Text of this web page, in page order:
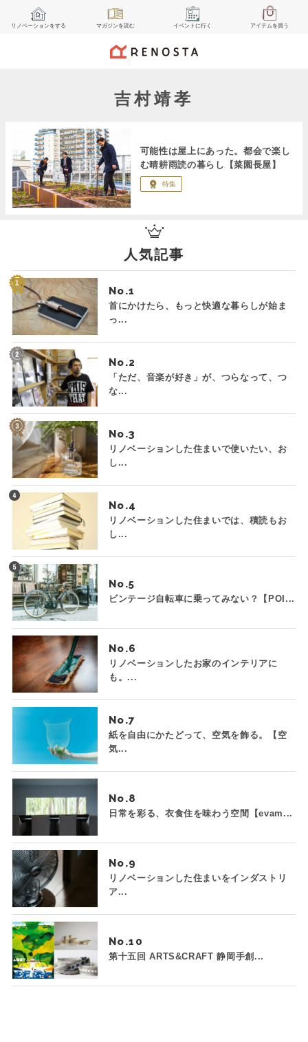
リノベーションをする マガジンを読む イベント に行く アイテムを買う
吉村靖孝
可能性は屋上にあった。都会で楽し
む晴耕雨読の暮らし【菜園長屋】
特集
人気記事
No.
首にかけたら、もっと快適な暮らしが始ま
っ...
No.
「ただ、音楽が好き」が、つらなって、つ
な...
No.
リノベーションした住まいで使いたい、お
し...
No.
リノベーションした住まいでは、積読もお
し...
No.
ビンテージ自転車に乗ってみない？【POI...
No.
リノベーションしたお家のインテリアに
も。...
No.
紙を自由にかたどって、空気を飾る。【空
気...
No.
日常を彩る、衣食住を味わう空間【evam...
No.
リノベーションした住まいをインダストリ
ア...
No.
第十五回 ARTS&CRAFT 静岡手創...